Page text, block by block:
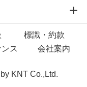
標識・約款
ス 会社案内
KNT Co.,Ltd.